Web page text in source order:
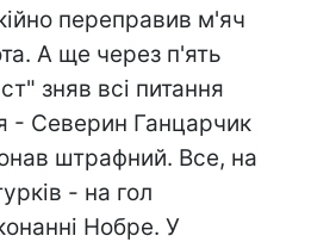
переправив м'яч
А ще через п'ять
зняв всі питання
- Северин Ганцарчик
штрафний. Все, на
- на гол
Нобре. У